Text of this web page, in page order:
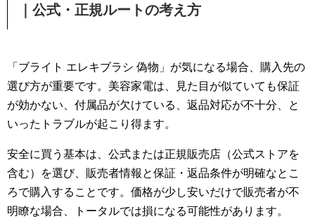
｜公式・正規ルートの考え方
「ブライト エレキブラシ 偽物」が気になる場合、購入先の
選び方が重要です。美容家電は、見た目が似ていても保証
が効かない、付属品が欠けている、返品対応が不十分、と
いったトラブルが起こり得ます。
安全に買う基本は、公式または正規販売店（公式ストアを
含む）を選び、販売者情報と保証・返品条件が明確なとこ
ろで購入することです。価格が少し安いだけで販売者が不
明瞭な場合、トータルでは損になる可能性があります。